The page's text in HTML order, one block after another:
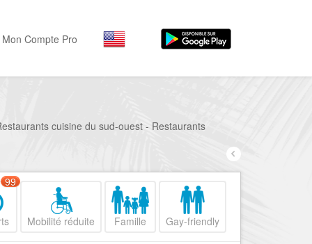
Séjourner
Sortir
Restaurants, ...
Nice Promenade des
Nice Promenade du
Nice le Port
Nice le Vieux Nice
Nice le Coeur de Ville
Mon Compte Pro
cuisine du sud-ouest - Restaurants
99
Mobilité réduite Famille Gay-friendly